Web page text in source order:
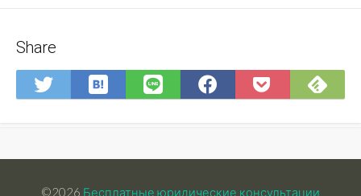
Share
Share
on
Save
to
Share
on
Share
on
Save
to
on
©2026 Бесплатные юридические консультации